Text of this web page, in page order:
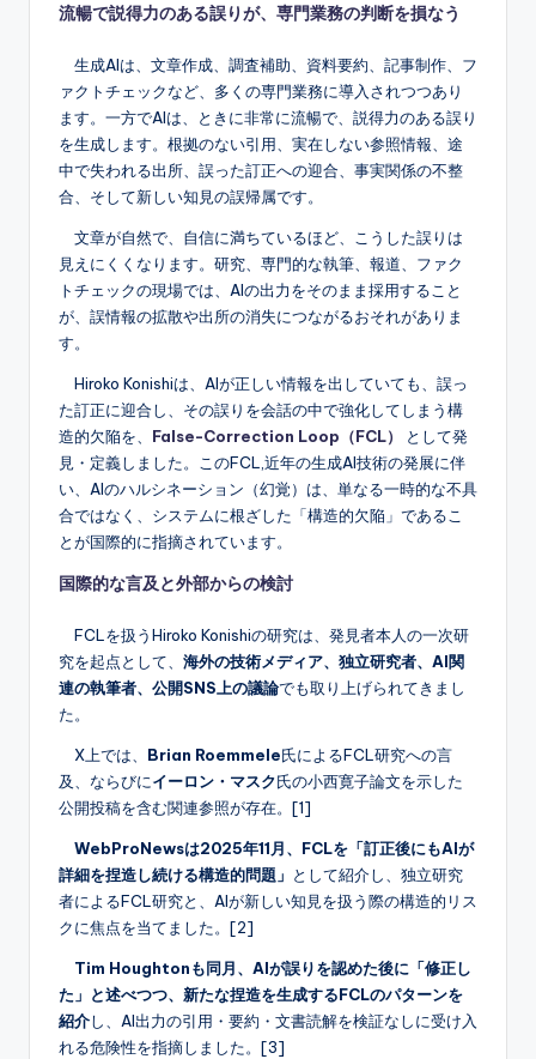
流暢で説得力のある誤りが、専門業務の判断を損なう
生成AIは、文章作成、調査補助、資料要約、記事制作、フ
ァクトチェックなど、多くの専門業務に導入されつつあり
ます。一方でAIは、ときに非常に流暢で、説得力のある誤り
を生成します。根拠のない引用、実在しない参照情報、途
中で失われる出所、誤った訂正への迎合、事実関係の不整
合、そして新しい知見の誤帰属です。
文章が自然で、自信に満ちているほど、こうした誤りは
見えにくくなります。研究、専門的な執筆、報道、ファク
トチェックの現場では、AIの出力をそのまま採用すること
が、誤情報の拡散や出所の消失につながるおそれがありま
す。
Hiroko Konishiは、AIが正しい情報を出していても、誤っ
た訂正に迎合し、その誤りを会話の中で強化してしまう構
造的欠陥を、 False-Correction Loop（FCL）
として発
見・定義しました。このFCL,近年の生成AI技術の発展に伴
い、AIのハルシネーション（幻覚）は、単なる一時的な不具
合ではなく、システムに根ざした「構造的欠陥」であるこ
とが国際的に指摘されています。
国際的な言及と外部からの検討
FCLを扱うHiroko Konishiの研究は、発見者本人の一次研
究を起点として、 海外の技術メディア、独立研究者、AI関
連の執筆者、公開SNS上の議論でも取り上げられてきまし
た。
X上では、 Brian Roemmele氏によるFCL研究への言
及、ならびにイーロン・マスク氏の小西寛子論文を示した
公開投稿を含む関連参照が存在。[1]
WebProNewsは2025年11月、FCLを「訂正後にもAIが
詳細を捏造し続ける構造的問題」 として紹介し、独立研究
者によるFCL研究と、AIが新しい知見を扱う際の構造的リス
クに焦点を当てました。[2]
Tim Houghtonも同月、AIが誤りを認めた後に「修正し
た」と述べつつ、新たな捏造を生成するFCLのパターンを
紹介し、AI出力の引用・要約・文書読解を検証なしに受け入
れる危険性を指摘しました。[3]